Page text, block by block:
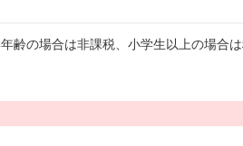
齢の場合は非課税、小学生以上の場合